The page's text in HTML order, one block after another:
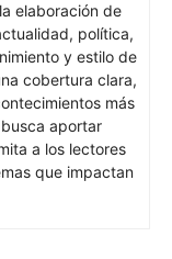
elaboración de
política,
y estilo de
cobertura clara,
más
aportar
a los lectores
que impactan